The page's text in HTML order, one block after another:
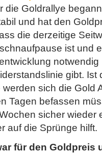
die Goldrallye
und hat den
die derzeitige
ist und
gibt. Ist
werden sich die Gold
Tagen befassen
sicher wieder
auf die Sprünge hilft.
für den Goldpreis